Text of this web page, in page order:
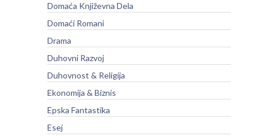
Domaća Književna Dela
Domaći Romani
Drama
Duhovni Razvoj
Duhovnost & Religija
Ekonomija & Biznis
Epska Fantastika
Esej